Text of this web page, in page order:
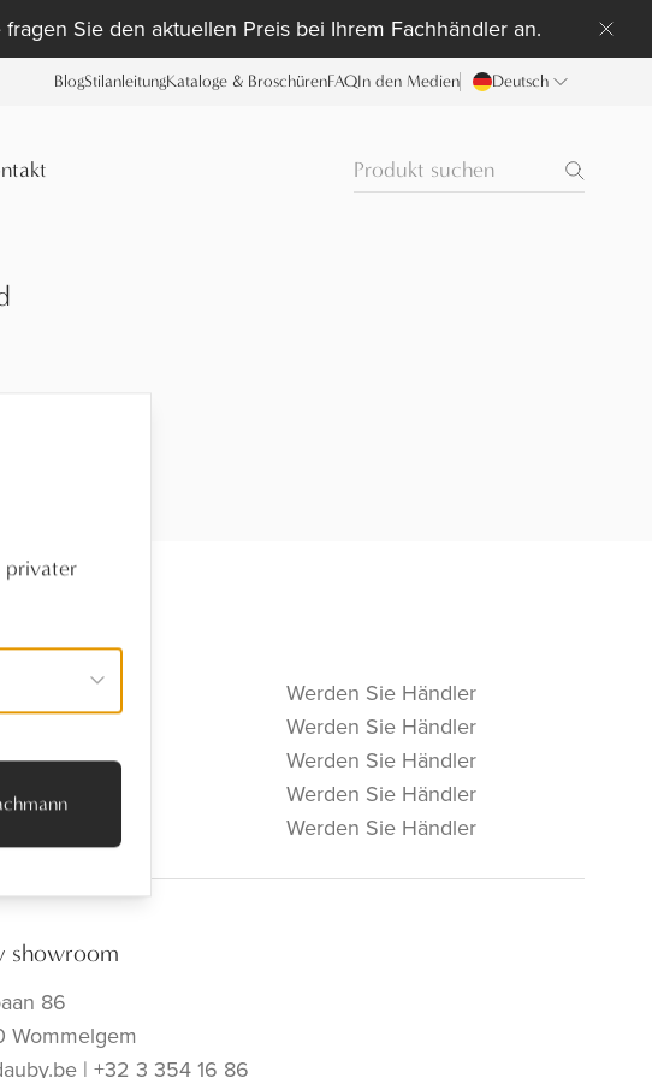
fragen Sie den aktuellen Preis bei Ihrem Fachhändler an.
BlogStilanleitungKataloge & BroschürenFAQIn den Medien Deutsch
Werden Sie Händler
Werden Sie Händler
Werden Sie Händler
Werden Sie Händler
Werden Sie Händler
showroom
86
Wommelgem
| +32 3 354 16 86
privater